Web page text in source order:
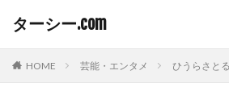
ターシー.com
HOME 芸能・エンタメ ひうらさと